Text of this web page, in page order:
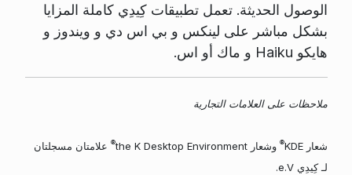
الوصول الحديثة. تعمل تطبيقات كِيدِي كاملة المزايا
بشكل مباشر على لينكس و بي اس دي و ويندوز و
هايكو Haiku و ماك أو اس.
ملاحظات على العلامات التجارية
شعار KDE ® وشعار the K Desktop Environment ® علامتان مسجلتان
لـ كِيدِي e.V.